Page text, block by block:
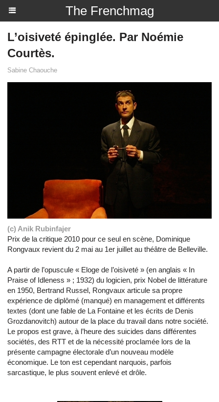
The Frenchmag
L’oisiveté épinglée. Par Noémie
Courtès.
Sabine Chaouche
(c) Anik Rubinfajer
Prix de la critique 2010 pour ce seul en scène, Dominique
Rongvaux revient du 2 mai au 1er juillet au théâtre de Belleville.
A partir de l’opuscule « Eloge de l’oisiveté » (en anglais « In
Praise of Idleness » ; 1932) du logicien, prix Nobel de littérature
en 1950, Bertrand Russel, Rongvaux articule sa propre
expérience de diplômé (manqué) en management et différents
textes (dont une fable de La Fontaine et les écrits de Denis
Grozdanovitch) autour de la place du travail dans notre société.
Le propos est grave, à l’heure des suicides dans différentes
sociétés, des RTT et de la nécessité proclamée lors de la
présente campagne électorale d’un nouveau modèle
économique. Le ton est cependant narquois, parfois
sarcastique, le plus souvent enlevé et drôle.